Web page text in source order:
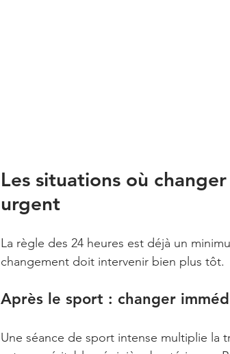
Les situations où
urgent
La règle des 24 heures est déjà un
changement doit intervenir bien plus tôt.
Après le sport : changer
Une séance de sport intense multiplie la